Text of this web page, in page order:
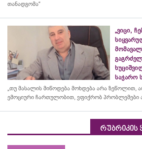
თანადგომა“
„ვიცი,
საჯარო
„თუ მასალის მიწოდება მოხდება არა ზეწოლით,
ემოციური ჩართულობით, ვფიქრობ პრობლემები
რუბრიკის